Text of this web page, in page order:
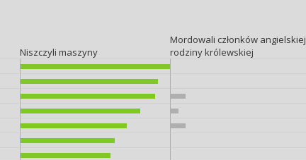
Niszczyli maszyny
Mordowali członków angielskiej
rodziny królewskiej